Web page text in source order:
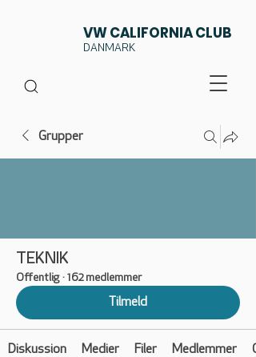
VW CALIFORNIA CLUB
DANMARK
Grupper
TEKNIK
Offentlig · 162 medlemmer
Tilmeld
Diskussion Medier Filer Medlemmer